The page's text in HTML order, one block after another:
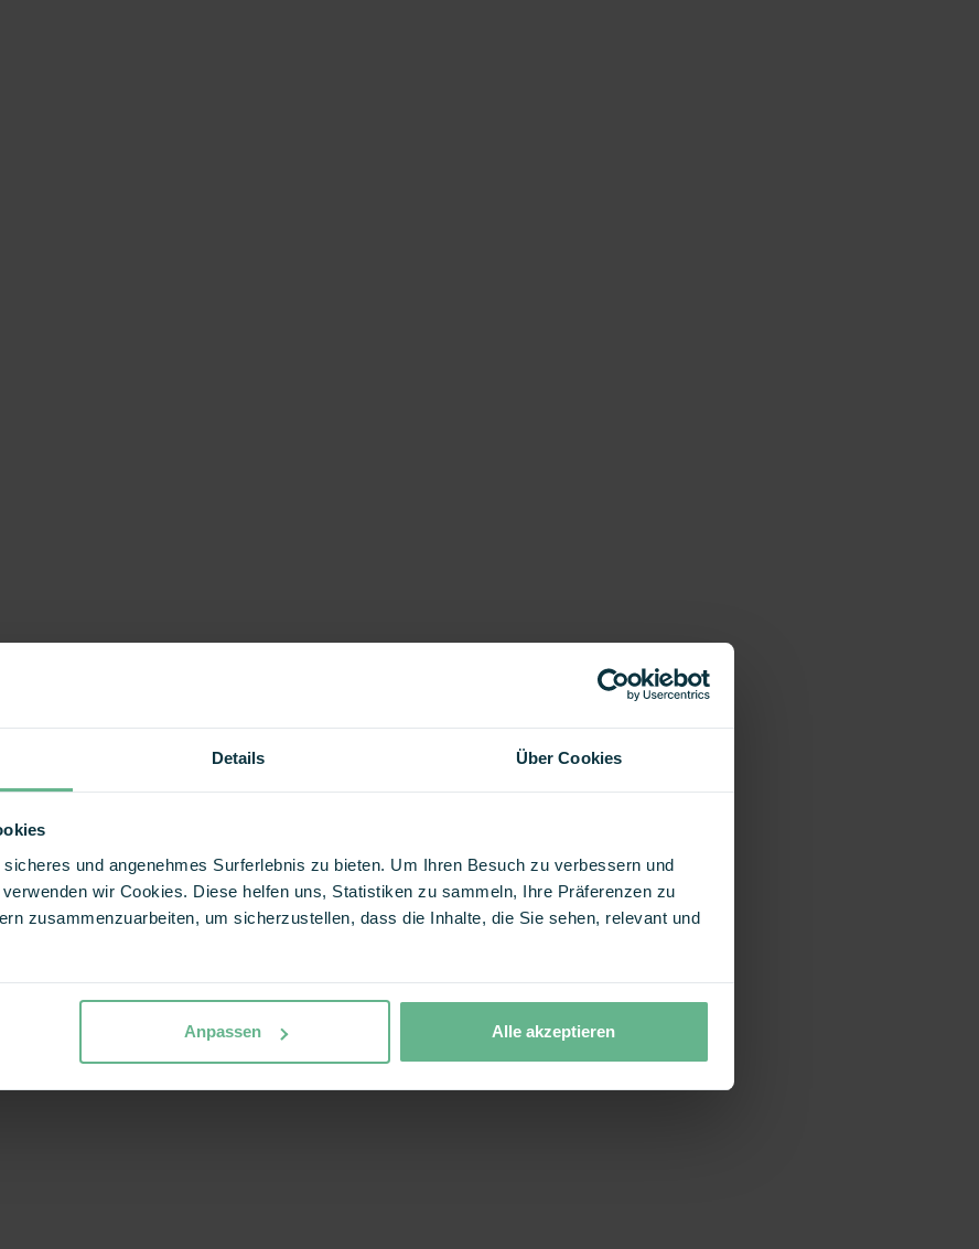
Details Über Cookies
und angenehmes Surferlebnis zu bieten. Um Ihren Besuch zu verbessern und
wir Cookies. Diese helfen uns, Statistiken zu sammeln, Ihre Präferenzen zu
zusammenzuarbeiten, um sicherzustellen, dass die Inhalte, die Sie sehen, relevant und
Anpassen Alle akzeptieren